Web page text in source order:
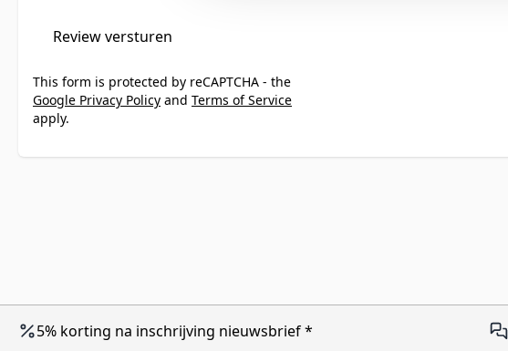
Review versturen
This form is protected by reCAPTCHA - the
Google Privacy Policy and Terms of Service
apply.
5% korting na inschrijving nieuwsbrief *